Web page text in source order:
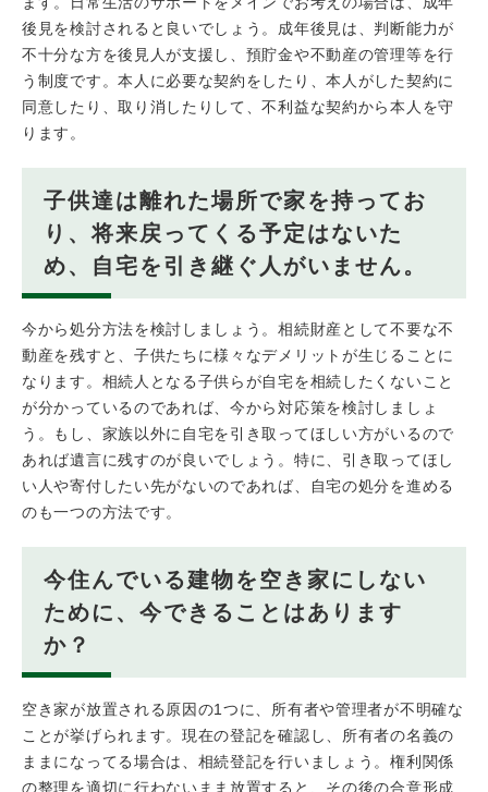
後見を検討されると良いでしょう。成年後見は、判断能力が
不十分な方を後見人が支援し、預貯金や不動産の管理等を行
う制度です。本人に必要な契約をしたり、本人がした契約に
同意したり、取り消したりして、不利益な契約から本人を守
ります。
子供達は離れた場所で家を持ってお
り、将来戻ってくる予定はないた
め、自宅を引き継ぐ人がいません。
今から処分方法を検討しましょう。相続財産として不要な不
動産を残すと、子供たちに様々なデメリットが生じることに
なります。相続人となる子供らが自宅を相続したくないこと
が分かっているのであれば、今から対応策を検討しましょ
う。もし、家族以外に自宅を引き取ってほしい方がいるので
あれば遺言に残すのが良いでしょう。特に、引き取ってほし
い人や寄付したい先がないのであれば、自宅の処分を進める
のも一つの方法です。
今住んでいる建物を空き家にしない
ために、今できることはあります
か？
空き家が放置される原因の1つに、所有者や管理者が不明確な
ことが挙げられます。現在の登記を確認し、所有者の名義の
ままになってる場合は、相続登記を行いましょう。権利関係
の整理を適切に行わないまま放置すると、その後の合意形成